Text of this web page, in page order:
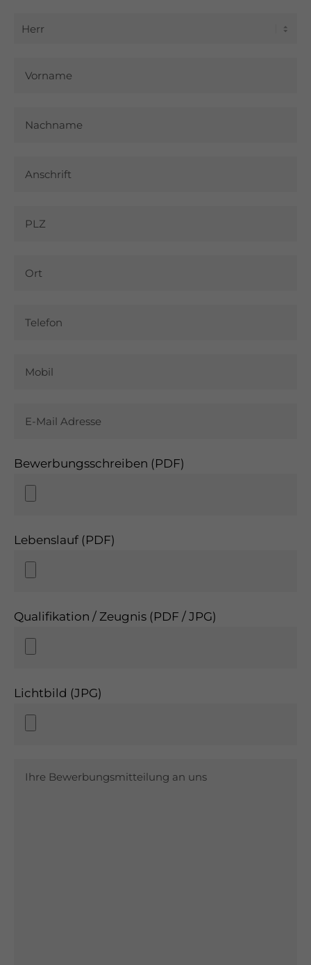
Bewerbungsschreiben (PDF)
Lebenslauf (PDF)
Qualifikation / Zeugnis (PDF / JPG)
Lichtbild (JPG)